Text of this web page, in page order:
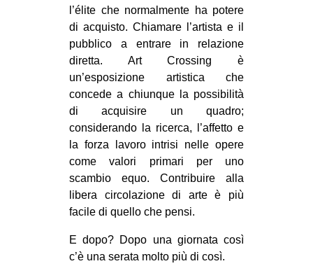
ESTREMO ORIENTE
EUROPA
MEDIO ORIENTE
EVENTI
in
Fb
tw
bsky
l’élite che normalmente ha potere
di acquisto. Chiamare l’artista e il
pubblico a entrare in relazione
diretta. Art Crossing è
un’esposizione artistica che
concede a chiunque la possibilità
di acquisire un quadro;
considerando la ricerca, l’affetto e
la forza lavoro intrisi nelle opere
come valori primari per uno
scambio equo. Contribuire alla
libera circolazione di arte è più
facile di quello che pensi.
E dopo? Dopo una giornata così
c’è una serata molto più di così.